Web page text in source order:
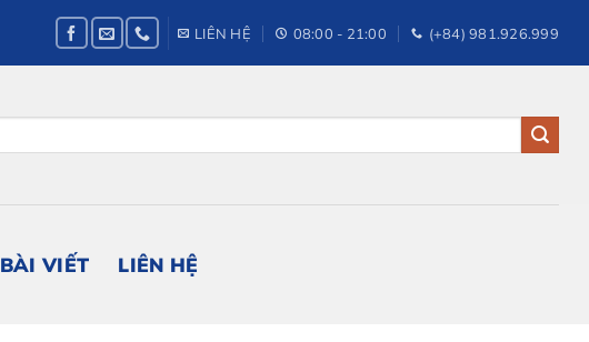
LIÊN HỆ 08:00 - 21:00 (+84) 981.926.999
BÀI VIẾT LIÊN HỆ